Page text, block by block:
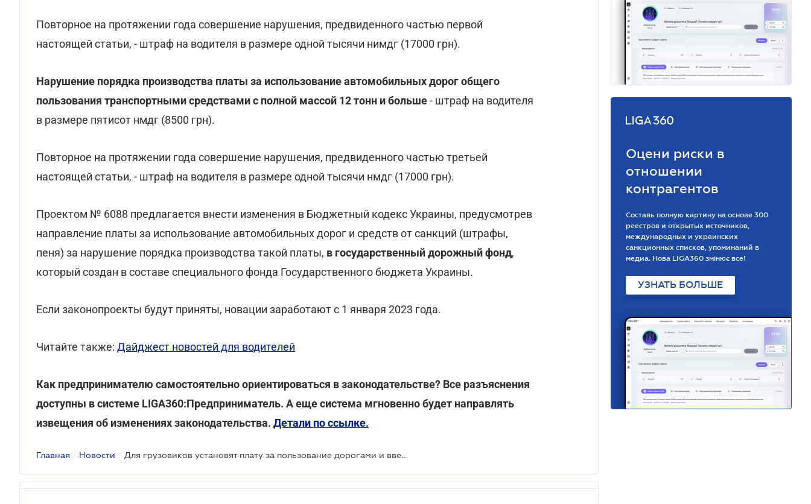
Повторное на протяжении года совершение нарушения, предвиденного частью первой
настоящей статьи, - штраф на водителя в размере одной тысячи нимдг (17000 грн).
Нарушение порядка производства платы за использование автомобильных дорог общего
пользования транспортными средствами с полной массой 12 тонн и больше- штраф на водителя
в размере пятисот нмдг (8500 грн).
Повторное на протяжении года совершение нарушения, предвиденного частью третьей
настоящей статьи, - штраф на водителя в размере одной тысячи нмдг (17000 грн).
Проектом № 6088 предлагается внести изменения в Бюджетный кодекс Украины, предусмотрев
направление платы за использование автомобильных дорог и средств от санкций (штрафы,
пеня) за нарушение порядка производства такой платы, в государственный дорожный фонд,
который создан в составе специального фонда Государственного бюджета Украины.
Если законопроекты будут приняты, новации заработают с 1 января 2023 года.
Читайте также: Дайджест новостей для водителей
Как предпринимателю самостоятельно ориентироваться в законодательстве? Все разъяснения
доступны в системе LIGA360:Предприниматель. А еще система мгновенно будет направлять
извещения об изменениях законодательства. Детали по ссылке.
Главная / Новости / Для грузовиков установят плату за пользование дорогами и введут штрафы
Оцени риски в
отношении
контрагентов
Составь полную картину на основе 300
реестров и открытых источников,
международных и украинских
санкционных списков, упоминаний в
медиа. Нова LIGA360 змінює все!
УЗНАТЬ БОЛЬШЕ